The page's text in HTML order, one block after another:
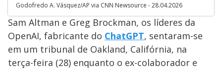
Godofredo A. Vásquez/AP via CNN Newsource - 28.04.2026
Sam Altman e Greg Brockman, os líderes da
OpenAI, fabricante do ChatGPT, sentaram-se
em um tribunal de Oakland, Califórnia, na
terça-feira (28) enquanto o ex-colaborador e